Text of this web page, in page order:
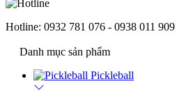
Hotline: 0932 781 076 - 0938 011 909
Danh mục sản phẩm
Pickleball